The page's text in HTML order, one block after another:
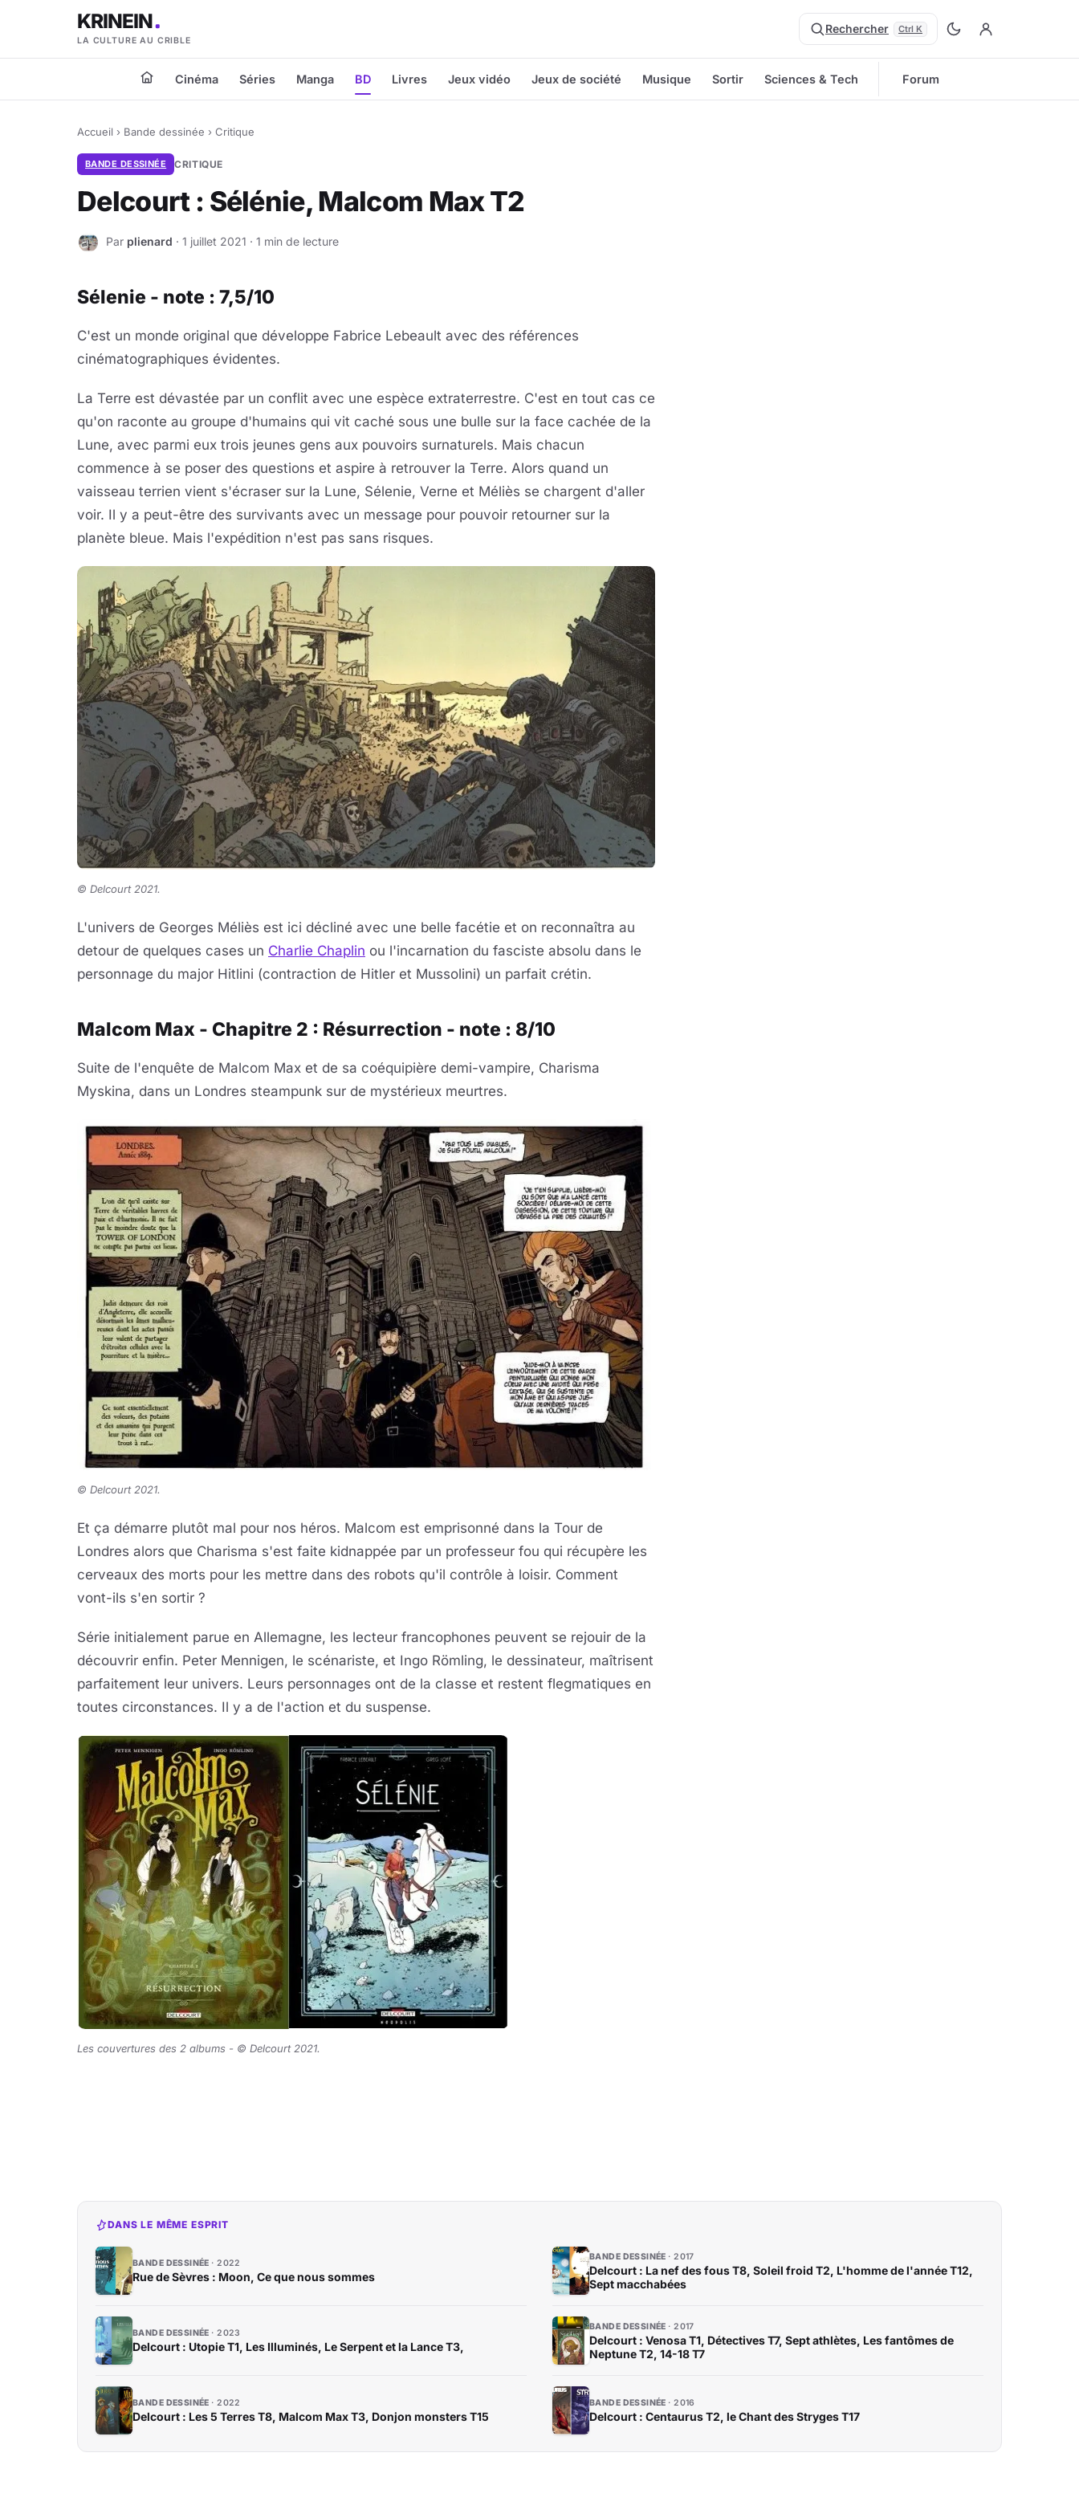
KRINEIN
LA CULTURE AU CRIBLE
Rechercher Ctrl K
Cinéma Séries Manga BD Livres Jeux vidéo Jeux de société Musique Sortir Sciences & Tech Forum
Accueil › Bande dessinée › Critique
BANDE DESSINÉE CRITIQUE
Delcourt : Sélénie, Malcom Max T2
P Par plienard · 1 juillet 2021 · 1 min de lecture
Sélenie - note : 7,5/10
C'est un monde original que développe Fabrice Lebeault avec des références
cinématographiques évidentes.
La Terre est dévastée par un conflit avec une espèce extraterrestre. C'est en tout cas ce
qu'on raconte au groupe d'humains qui vit caché sous une bulle sur la face cachée de la
Lune, avec parmi eux trois jeunes gens aux pouvoirs surnaturels. Mais chacun
commence à se poser des questions et aspire à retrouver la Terre. Alors quand un
vaisseau terrien vient s'écraser sur la Lune, Sélenie, Verne et Méliès se chargent d'aller
voir. Il y a peut-être des survivants avec un message pour pouvoir retourner sur la
planète bleue. Mais l'expédition n'est pas sans risques.
© Delcourt 2021.
L'univers de Georges Méliès est ici décliné avec une belle facétie et on reconnaîtra au
detour de quelques cases un Charlie Chaplin ou l'incarnation du fasciste absolu dans le
personnage du major Hitlini (contraction de Hitler et Mussolini) un parfait crétin.
Malcom Max - Chapitre 2 : Résurrection - note : 8/10
Suite de l'enquête de Malcom Max et de sa coéquipière demi-vampire, Charisma
Myskina, dans un Londres steampunk sur de mystérieux meurtres.
© Delcourt 2021.
Et ça démarre plutôt mal pour nos héros. Malcom est emprisonné dans la Tour de
Londres alors que Charisma s'est faite kidnappée par un professeur fou qui récupère les
cerveaux des morts pour les mettre dans des robots qu'il contrôle à loisir. Comment
vont-ils s'en sortir ?
Série initialement parue en Allemagne, les lecteur francophones peuvent se rejouir de la
découvrir enfin. Peter Mennigen, le scénariste, et Ingo Römling, le dessinateur, maîtrisent
parfaitement leur univers. Leurs personnages ont de la classe et restent flegmatiques en
toutes circonstances. Il y a de l'action et du suspense.
Les couvertures des 2 albums - © Delcourt 2021.
DANS LE MÊME ESPRIT
BANDE DESSINÉE 2022
Rue de Sèvres : Moon, Ce que nous sommes
BANDE DESSINÉE 2017
Delcourt : La nef des fous T8, Soleil froid T2, L'homme de l'année T12,
Sept macchabées
BANDE DESSINÉE 2023
Delcourt : Utopie T1, Les Illuminés, Le Serpent et la Lance T3,
BANDE DESSINÉE 2017
Delcourt : Venosa T1, Détectives T7, Sept athlètes, Les fantômes de
Neptune T2, 14-18 T7
BANDE DESSINÉE 2022
Delcourt : Les 5 Terres T8, Malcom Max T3, Donjon monsters T15
BANDE DESSINÉE 2016
Delcourt : Centaurus T2, le Chant des Stryges T17